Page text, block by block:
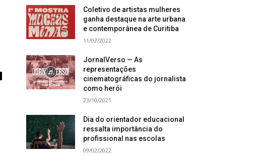
Coletivo de artistas mulheres
ganha destaque na arte urbana
e contemporânea de Curitiba
11/02/2022
JornalVerso — As
representações
cinematográficas do jornalista
como herói
23/10/2021
Dia do orientador educacional
ressalta importância do
profissional nas escolas
09/02/2022